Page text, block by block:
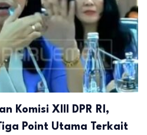
Komisi XIII DPR RI,
Point Utama Terkait